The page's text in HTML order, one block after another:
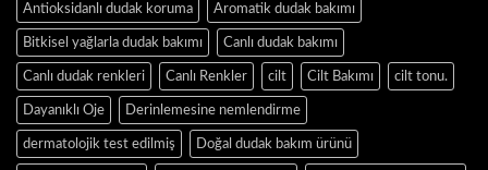
Antioksidanlı dudak koruma Aromatik dudak bakımı
Bitkisel yağlarla dudak bakımı Canlı dudak bakımı
Canlı dudak renkleri Canlı Renkler cilt Cilt Bakımı cilt tonu.
Dayanıklı Oje Derinlemesine nemlendirme
dermatolojik test edilmiş Doğal dudak bakım ürünü